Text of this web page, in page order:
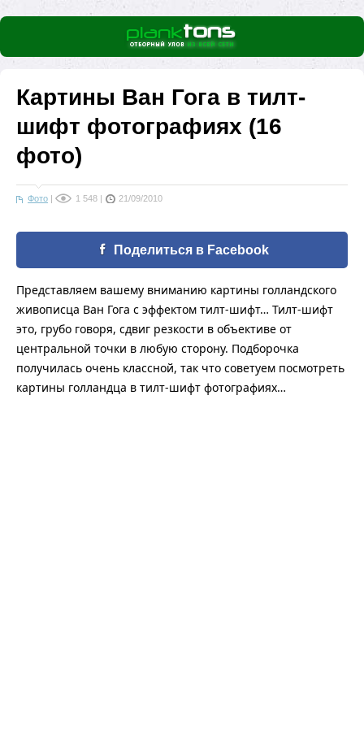
Картины Ван Гога в тилт-
шифт фотографиях (16
фото)
Фото | 1 548 | 21/09/2010
Поделиться в Facebook
Представляем вашему вниманию картины голландского
живописца Ван Гога с эффектом тилт-шифт… Тилт-шифт
это, грубо говоря, сдвиг резкости в объективе от
центральной точки в любую сторону. Подборочка
получилась очень классной, так что советуем посмотреть
картины голландца в тилт-шифт фотографиях…